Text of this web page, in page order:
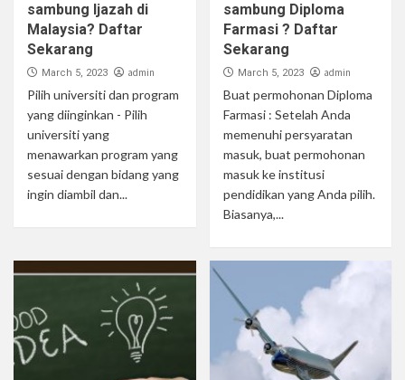
sambung Ijazah di
Malaysia? Daftar
Sekarang
March 5, 2023 admin
Pilih universiti dan program
yang diinginkan - Pilih
universiti yang
menawarkan program yang
sesuai dengan bidang yang
ingin diambil dan...
sambung Diploma
Farmasi ? Daftar
Sekarang
March 5, 2023 admin
Buat permohonan Diploma
Farmasi : Setelah Anda
memenuhi persyaratan
masuk, buat permohonan
masuk ke institusi
pendidikan yang Anda pilih.
Biasanya,...